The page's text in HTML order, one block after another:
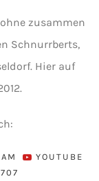
zusammen
Schnurrberts,
Hier auf
YOUTUBE